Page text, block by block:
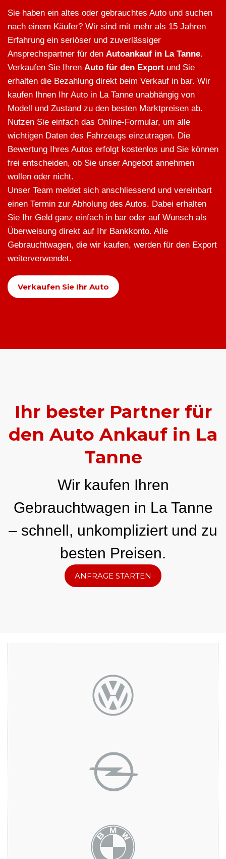
Sie haben ein altes oder gebrauchtes Auto und suchen
nach einem Käufer? Wir sind mit mehr als 15 Jahren
Erfahrung ein seriöser und zuverlässiger
Ansprechspartner für den Autoankauf in La Tanne.
Verkaufen Sie Ihren Auto für den Export und Sie
erhalten die Bezahlung direkt beim Verkauf in bar. Wir
kaufen Ihnen Ihr Auto in La Tanne unabhängig von
Modell und Zustand zu den besten Marktpreisen ab.
Nutzen Sie einfach das Online-Formular, um alle
wichtigen Daten des Fahrzeugs einzutragen. Die
Bewertung Ihres Autos erfolgt kostenlos und Sie können
frei entscheiden, ob Sie unser Angebot annehmen
wollen oder nicht.
Unser Team meldet sich anschliessend und vereinbart
einen Termin zur Abholung des Autos. Dabei erhalten
Sie Ihr Geld ganz einfach in bar oder auf Wunsch als
Überweisung direkt auf Ihr Bankkonto. Alle
Gebrauchtwagen, die wir kaufen, werden für den Export
weiterverwendet.
Verkaufen Sie Ihr Auto
Ihr bester Partner für
den Auto Ankauf in La
Tanne
Wir kaufen Ihren
Gebrauchtwagen in La Tanne
– schnell, unkompliziert und zu
besten Preisen.
ANFRAGE STARTEN